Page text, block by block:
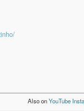
Also onYouTube